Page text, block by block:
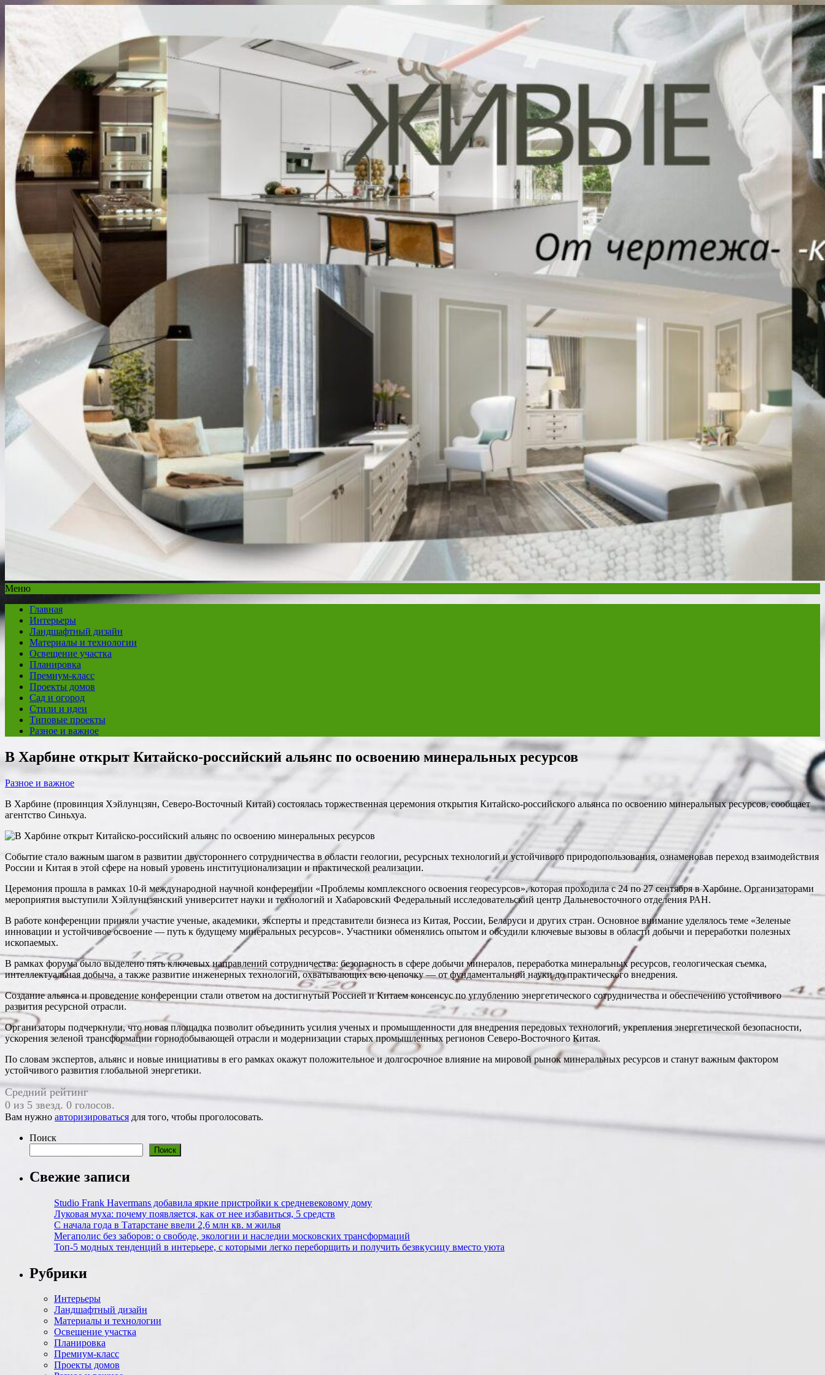
Меню
Главная
Интерьеры
Ландшафтный дизайн
Материалы и технологии
Освещение участка
Планировка
Премиум-класс
Проекты домов
Сад и огород
Стили и идеи
Типовые проекты
Разное и важное
В Харбине открыт Китайско-российский альянс по освоению минеральных ресурсов
Разное и важное
В Харбине (провинция Хэйлунцзян, Северо-Восточный Китай) состоялась торжественная церемония открытия Китайско-российского альянса по освоению минеральных ресурсов, сообщает
агентство Синьхуа.
Событие стало важным шагом в развитии двустороннего сотрудничества в области геологии, ресурсных технологий и устойчивого природопользования, ознаменовав переход взаимодействия
России и Китая в этой сфере на новый уровень институционализации и практической реализации.
Церемония прошла в рамках 10-й международной научной конференции «Проблемы комплексного освоения георесурсов», которая проходила с 24 по 27 сентября в Харбине. Организаторами
мероприятия выступили Хэйлунцзянский университет науки и технологий и Хабаровский Федеральный исследовательский центр Дальневосточного отделения РАН.
В работе конференции приняли участие ученые, академики, эксперты и представители бизнеса из Китая, России, Беларуси и других стран. Основное внимание уделялось теме «Зеленые
инновации и устойчивое освоение — путь к будущему минеральных ресурсов». Участники обменялись опытом и обсудили ключевые вызовы в области добычи и переработки полезных
ископаемых.
В рамках форума было выделено пять ключевых направлений сотрудничества: безопасность в сфере добычи минералов, переработка минеральных ресурсов, геологическая съемка,
интеллектуальная добыча, а также развитие инженерных технологий, охватывающих всю цепочку — от фундаментальной науки до практического внедрения.
Создание альянса и проведение конференции стали ответом на достигнутый Россией и Китаем консенсус по углублению энергетического сотрудничества и обеспечению устойчивого
развития ресурсной отрасли.
Организаторы подчеркнули, что новая площадка позволит объединить усилия ученых и промышленности для внедрения передовых технологий, укрепления энергетической безопасности,
ускорения зеленой трансформации горнодобывающей отрасли и модернизации старых промышленных регионов Северо-Восточного Китая.
По словам экспертов, альянс и новые инициативы в его рамках окажут положительное и долгосрочное влияние на мировой рынок минеральных ресурсов и станут важным фактором
устойчивого развития глобальной энергетики.
Средний рейтинг
0 из 5 звезд. 0 голосов.
Вам нужно авторизироваться для того, чтобы проголосовать.
Поиск
Поиск
Свежие записи
Studio Frank Havermans добавила яркие пристройки к средневековому дому
Луковая муха: почему появляется, как от нее избавиться, 5 средств
С начала года в Татарстане ввели 2,6 млн кв. м жилья
Мегаполис без заборов: о свободе, экологии и наследии московских трансформаций
Топ-5 модных тенденций в интерьере, с которыми легко переборщить и получить безвкусицу вместо уюта
Рубрики
Интерьеры
Ландшафтный дизайн
Материалы и технологии
Освещение участка
Планировка
Премиум-класс
Проекты домов